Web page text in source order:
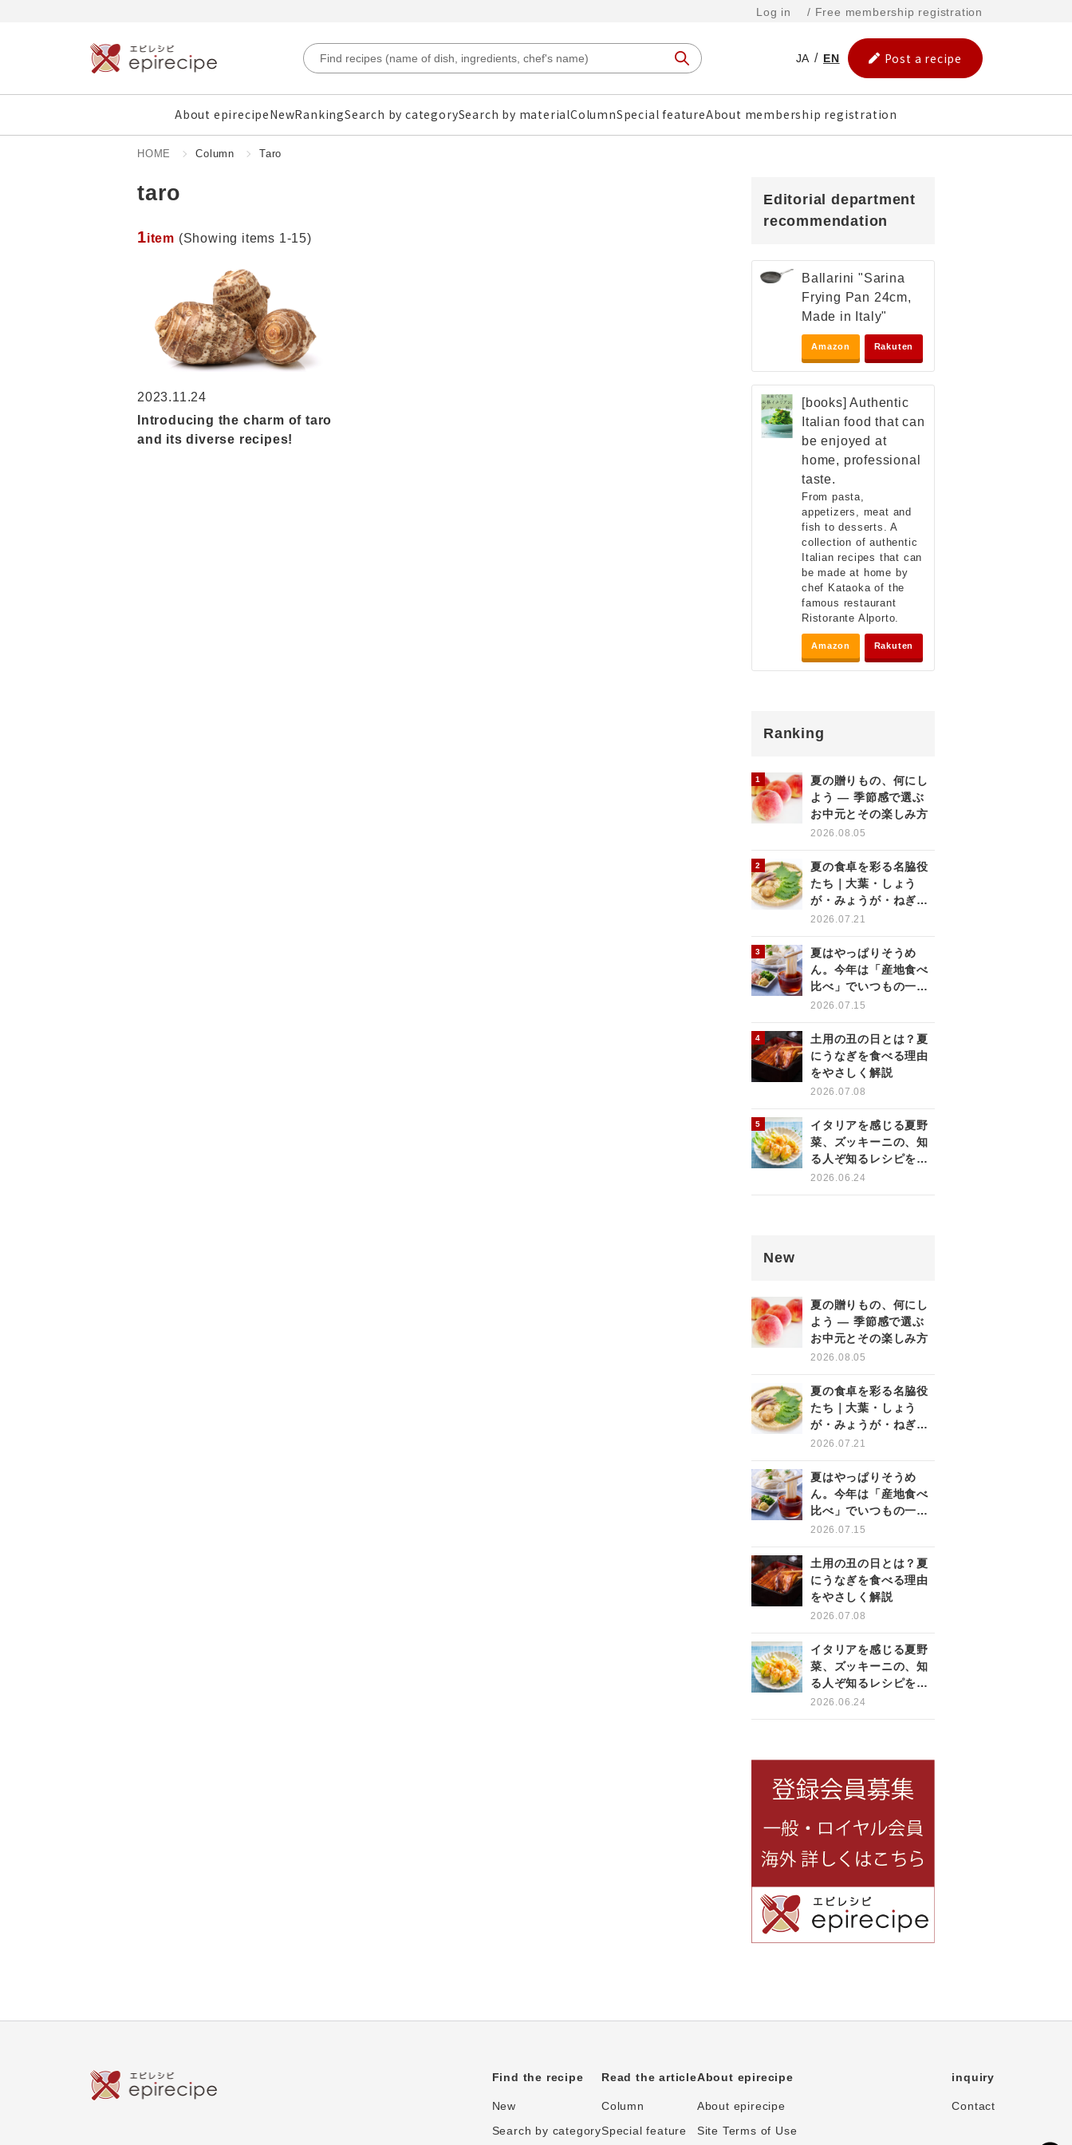
Log in / Free membership registration
JA EN Post a recipe
About epirecipeNewRankingSearch by categorySearch by materialColumnSpecial featureAbout membership registration
HOME Column Taro
taro
1item (Showing items 1-15)
2023.11.24
Introducing the charm of taro
and its diverse recipes!
Editorial department
recommendation
Ballarini "Sarina
Frying Pan 24cm,
Made in Italy"
Amazon Rakuten
[books] Authentic
Italian food that can
be enjoyed at
home, professional
taste.
From pasta,
appetizers, meat and
fish to desserts. A
collection of authentic
Italian recipes that can
be made at home by
chef Kataoka of the
famous restaurant
Ristorante Alporto.
Amazon Rakuten
Ranking
夏の贈りもの、何にし
よう ― 季節感で選ぶ
お中元とその楽しみ方
2026.08.05
夏の食卓を彩る名脇役
たち｜大葉・しょう
が・みょうが・ねぎの
薬味を使いこなす
2026.07.21
夏はやっぱりそうめ
ん。今年は「産地食べ
比べ」でいつもの一杯
をもっと楽しく
2026.07.15
土用の丑の日とは？夏
にうなぎを食べる理由
をやさしく解説
2026.07.08
イタリアを感じる夏野
菜、ズッキーニの、知
る人ぞ知るレシピをご
紹介！
2026.06.24
New
夏の贈りもの、何にし
よう ― 季節感で選ぶ
お中元とその楽しみ方
2026.08.05
夏の食卓を彩る名脇役
たち｜大葉・しょう
が・みょうが・ねぎの
薬味を使いこなす
2026.07.21
夏はやっぱりそうめ
ん。今年は「産地食べ
比べ」でいつもの一杯
をもっと楽しく
2026.07.15
土用の丑の日とは？夏
にうなぎを食べる理由
をやさしく解説
2026.07.08
イタリアを感じる夏野
菜、ズッキーニの、知
る人ぞ知るレシピをご
紹介！
2026.06.24
Find the recipe
New
Search by category
Read the article
Column
Special feature
About epirecipe
About epirecipe
Site Terms of Use
inquiry
Contact